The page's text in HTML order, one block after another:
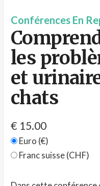
Conférences En
les
et
chats
€ 15.00
Euro (€)
Franc suisse (CHF)